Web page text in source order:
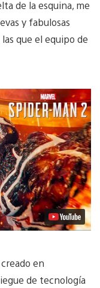
de la esquina, me
y fabulosas
que el equipo de
en
de tecnología